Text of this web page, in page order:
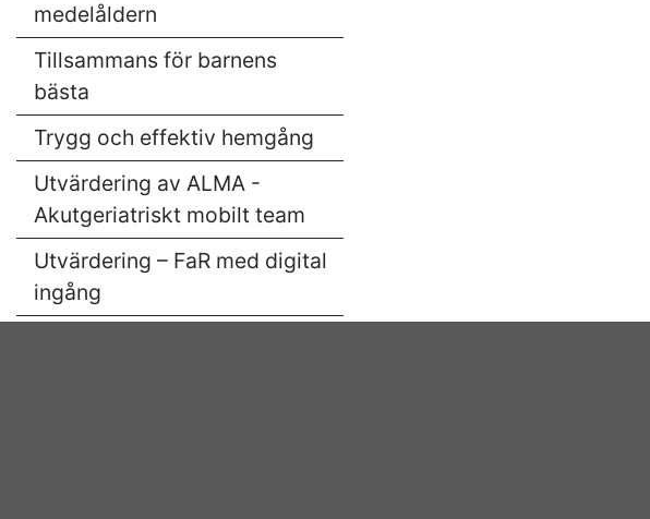
medelåldern
Tillsammans för barnens
bästa
Trygg och effektiv hemgång
Utvärdering av ALMA -
Akutgeriatriskt mobilt team
Utvärdering – FaR med digital
ingång